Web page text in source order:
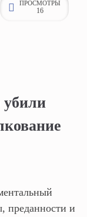
ПРОСМОТРЫ
16
убили
преданности и